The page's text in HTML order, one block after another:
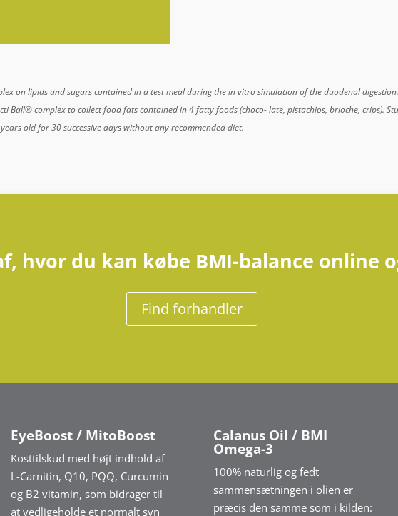
on lipids and sugars contained in a test meal during the in vitro simulation of the duodenal
Ball® complex to collect food fats contained in 4 fatty foods (choco- late, pistachios, brioche, crips).
old for 30 successive days without any recommended diet.
hvor du kan købe BMI-balance online
Find forhandler
EyeBoost / MitoBoost
Kosttilskud med højt indhold af
L-Carnitin, Q10, PQQ, Curcumin
og B2 vitamin, som bidrager til
at vedligeholde et normalt syn
Calanus Oil / BMI
Omega-3
100% naturlig og fedt
sammensætningen i olien er
præcis den samme som i kilden: